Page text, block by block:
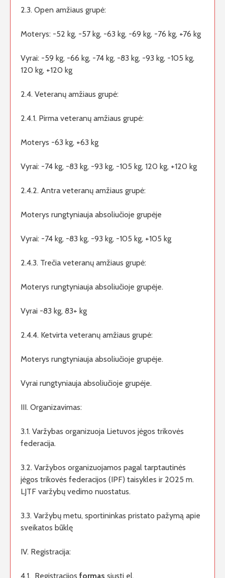
2.3. Open amžiaus grupė:
Moterys: -52 kg, -57 kg, -63 kg, -69 kg, -76 kg, +76 kg
Vyrai: -59 kg, -66 kg, -74 kg, -83 kg, -93 kg, -105 kg,
120 kg, +120 kg
2.4. Veteranų amžiaus grupė:
2.4.1. Pirma veteranų amžiaus grupė:
Moterys -63 kg, +63 kg
Vyrai: -74 kg, -83 kg, -93 kg, -105 kg, 120 kg, +120 kg
2.4.2. Antra veteranų amžiaus grupė:
Moterys rungtyniauja absoliučioje grupėje
Vyrai: -74 kg, -83 kg, -93 kg, -105 kg, +105 kg
2.4.3. Trečia veteranų amžiaus grupė:
Moterys rungtyniauja absoliučioje grupėje.
Vyrai -83 kg, 83+ kg
2.4.4. Ketvirta veteranų amžiaus grupė:
Moterys rungtyniauja absoliučioje grupėje.
Vyrai rungtyniauja absoliučioje grupėje.
III. Organizavimas:
3.1. Varžybas organizuoja Lietuvos jėgos trikovės
federacija.
3.2. Varžybos organizuojamos pagal tarptautinės
jėgos trikovės federacijos (IPF) taisykles ir 2025 m.
LJTF varžybų vedimo nuostatus.
3.3. Varžybų metu, sportininkas pristato pažymą apie
sveikatos būklę
IV. Registracija:
4.1. Registracijos formas siųsti el.